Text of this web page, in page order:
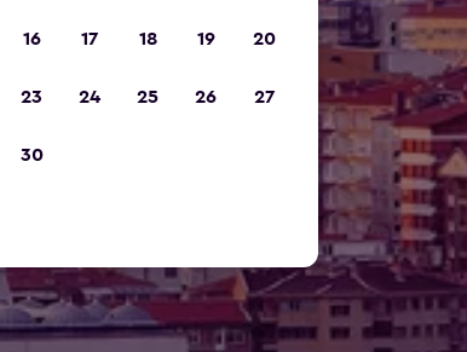
16 17 18 19 20
23 24 25 26 27
30